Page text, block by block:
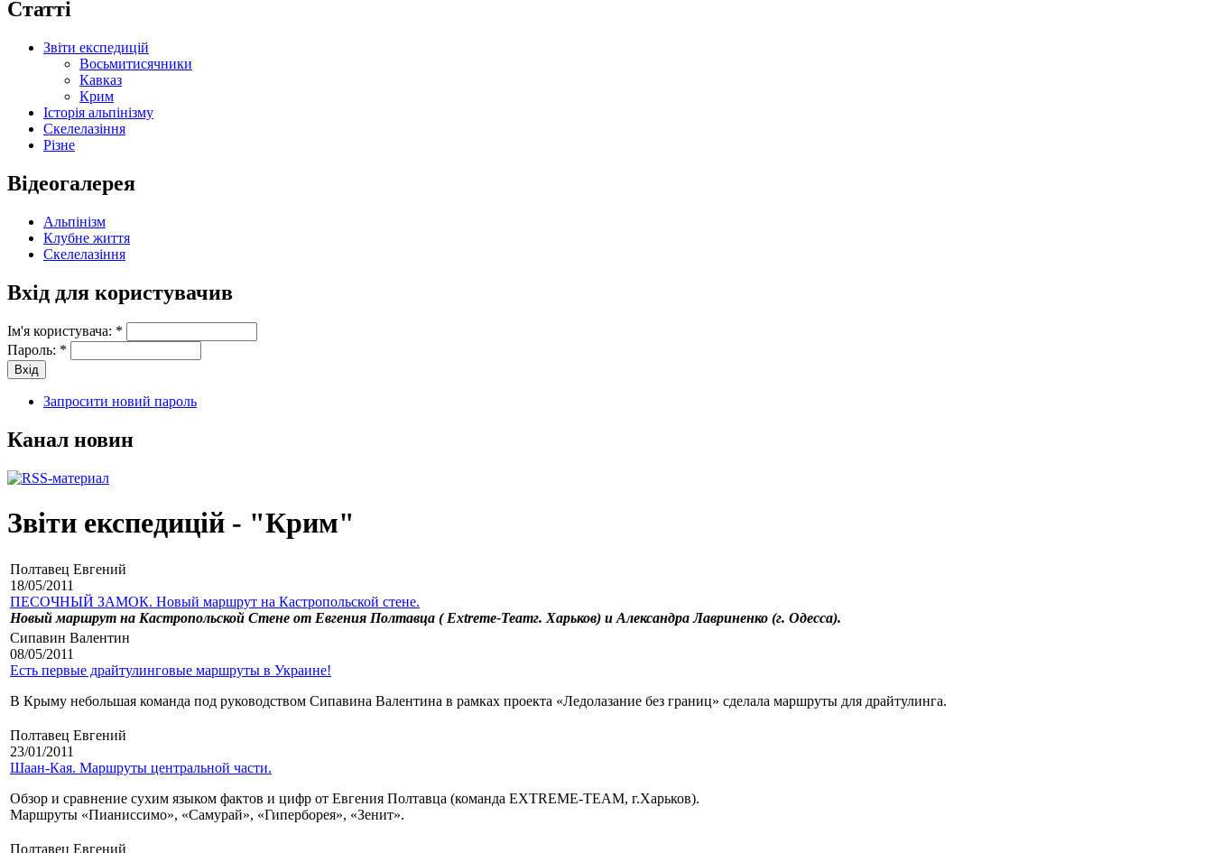
Статті
Звіти експедицій
Восьмитисячники
Кавказ
Крим
Історія альпінізму
Скелелазіння
Різне
Відеогалерея
Альпінізм
Клубне життя
Скелелазіння
Вхід для користувачив
Ім'я користувача: *
Пароль: *
Запросити новий пароль
Канал новин
Звіти експедицій - "Крим"
Полтавец Евгений
18/05/2011
ПЕСОЧНЫЙ ЗАМОК. Новый маршрут на Кастропольской стене.
Новый маршрут на Кастропольской Стене от Евгения Полтавца ( Extreme-Teamг. Харьков) и Александра Лавриненко (г. Одесса).
Сипавин Валентин
08/05/2011
Есть первые драйтулинговые маршруты в Украине!
В Крыму небольшая команда под руководством Сипавина Валентина в рамках проекта «Ледолазание без границ» сделала маршруты для драйтулинга.
Полтавец Евгений
23/01/2011
Шаан-Кая. Маршруты центральной части.
Обзор и сравнение сухим языком фактов и цифр от Евгения Полтавца (команда EXTREME-TEAM, г.Харьков).
Маршруты «Пианиссимо», «Самурай», «Гиперборея», «Зенит».
Полтавец Евгений